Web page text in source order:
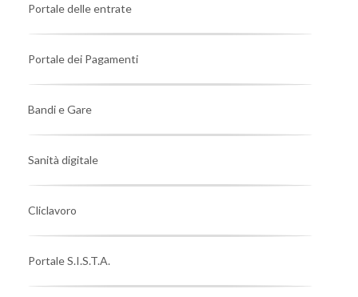
Portale delle entrate
Portale dei Pagamenti
Bandi e Gare
Sanità digitale
Cliclavoro
Portale S.I.S.T.A.